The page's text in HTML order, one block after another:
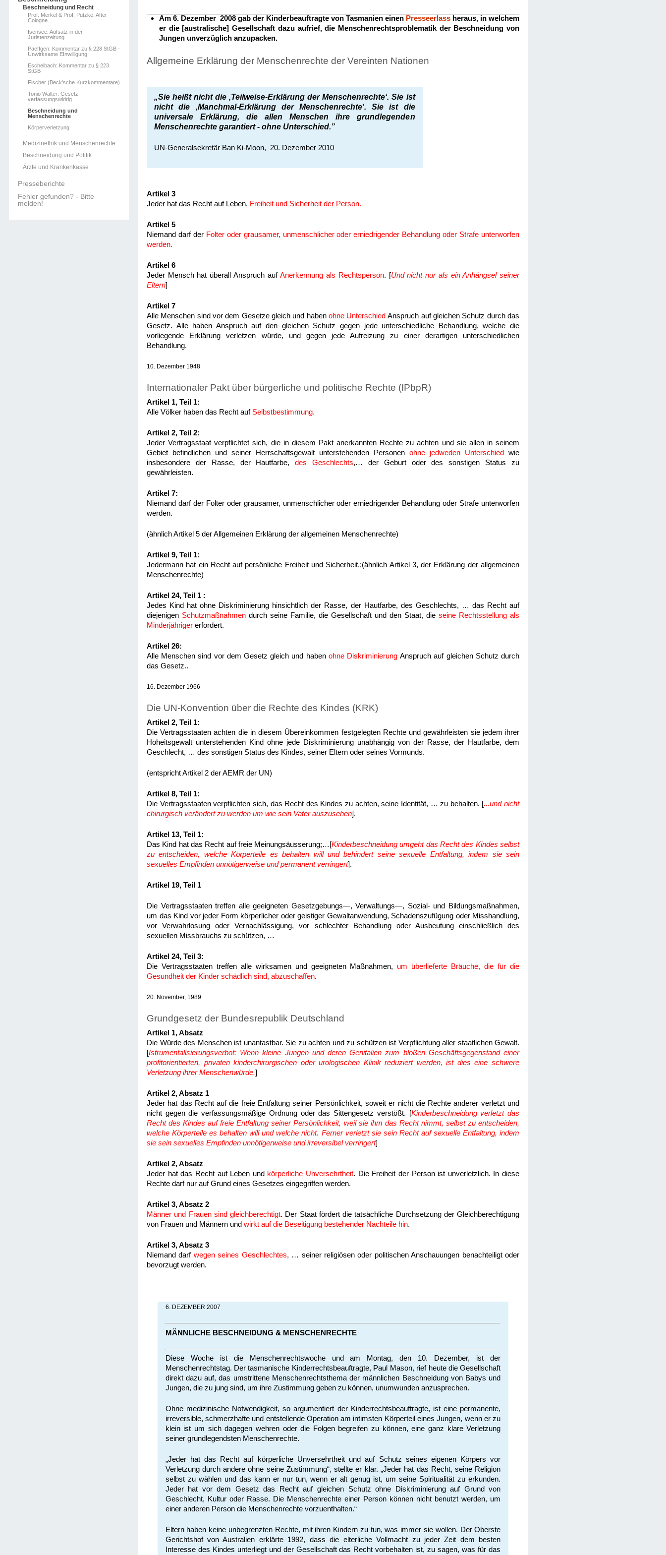
Beschneidung und Recht
Prof. Merkel & Prof. Putzke: After
Cologne...
Isensee: Aufsatz in der
Juristenzeitung
Paeffgen: Kommentar zu § 228 StGB -
Unwirksame EInwilligung
Eschelbach: Kommentar zu § 223
StGB
Fischer (Beck'sche Kurzkommentare)
Tonio Walter: Gesetz
verfassungswidrig
Beschneidung und
Menschenrechte
Körperverletzung
Medizinethik und Menschenrechte
Beschneidung und Politik
Ärzte und Krankenkasse
Presseberichte
Fehler gefunden? - Bitte
melden!
Am 6. Dezember 2008 gab der Kinderbeauftragte von Tasmanien einen Presseerlass heraus, in welchem
er die [australische] Gesellschaft dazu aufrief, die Menschenrechtsproblematik der Beschneidung von
Jungen unverzüglich anzupacken.
Allgemeine Erklärung der Menschenrechte der Vereinten Nationen
„Sie heißt nicht die ‚Teilweise-Erklärung der Menschenrechte‘. Sie ist
nicht die ‚Manchmal-Erklärung der Menschenrechte‘. Sie ist die
universale Erklärung, die allen Menschen ihre grundlegenden
Menschenrechte garantiert - ohne Unterschied.”
UN-Generalsekretär Ban Ki-Moon, 20. Dezember 2010
Artikel 3
Jeder hat das Recht auf Leben, Freiheit und Sicherheit der Person.
Artikel 5
Niemand darf der Folter oder grausamer, unmenschlicher oder erniedrigender Behandlung oder Strafe unterworfen
werden.
Artikel 6
Jeder Mensch hat überall Anspruch aufAnerkennung als Rechtsperson. [Und nicht nur als ein Anhängsel seiner
Eltern]
Artikel 7
Alle Menschen sind vor dem Gesetze gleich und haben ohne Unterschied Anspruch auf gleichen Schutz durch das
Gesetz. Alle haben Anspruch auf den gleichen Schutz gegen jede unterschiedliche Behandlung, welche die
vorliegende Erklärung verletzen würde, und gegen jede Aufreizung zu einer derartigen unterschiedlichen
Behandlung.
10. Dezember 1948
Internationaler Pakt über bürgerliche und politische Rechte (IPbpR)
Artikel 1, Teil 1:
Alle Völker haben das Recht auf Selbstbestimmung.
Artikel 2, Teil 2:
Jeder Vertragsstaat verpflichtet sich, die in diesem Pakt anerkannten Rechte zu achten und sie allen in seinem
Gebiet befindlichen und seiner Herrschaftsgewalt unterstehenden Personen ohne jedweden Unterschied wie
insbesondere der Rasse, der Hautfarbe,des Geschlechts,… der Geburt oder des sonstigen Status zu
gewährleisten.
Artikel 7:
Niemand darf der Folter oder grausamer, unmenschlicher oder erniedrigender Behandlung oder Strafe unterworfen
werden.
(ähnlich Artikel 5 der Allgemeinen Erklärung der allgemeinen Menschenrechte)
Artikel 9, Teil 1:
Jedermann hat ein Recht auf persönliche Freiheit und Sicherheit.;(ähnlich Artikel 3, der Erklärung der allgemeinen
Menschenrechte)
Artikel 24, Teil 1 :
Jedes Kind hat ohne Diskriminierung hinsichtlich der Rasse, der Hautfarbe, des Geschlechts, … das Recht auf
diejenigen Schutzmaßnahmen durch seine Familie, die Gesellschaft und den Staat, die seine Rechtsstellung als
Minderjähriger erfordert.
Artikel 26:
Alle Menschen sind vor dem Gesetz gleich und haben ohne Diskriminierung Anspruch auf gleichen Schutz durch
das Gesetz..
16. Dezember 1966
Die UN-Konvention über die Rechte des Kindes (KRK)
Artikel 2, Teil 1:
Die Vertragsstaaten achten die in diesem Übereinkommen festgelegten Rechte und gewährleisten sie jedem ihrer
Hoheitsgewalt unterstehenden Kind ohne jede Diskriminierung unabhängig von der Rasse, der Hautfarbe, dem
Geschlecht, … des sonstigen Status des Kindes, seiner Eltern oder seines Vormunds.
(entspricht Artikel 2 der AEMR der UN)
Artikel 8, Teil 1:
Die Vertragsstaaten verpflichten sich, das Recht des Kindes zu achten, seine Identität, … zu behalten. [...und nicht
chirurgisch verändert zu werden um wie sein Vater auszusehen].
Artikel 13, Teil 1:
Das Kind hat das Recht auf freie Meinungsäusserung;…[Kinderbeschneidung umgeht das Recht des Kindes selbst
zu entscheiden, welche Körperteile es behalten will und behindert seine sexuelle Entfaltung, indem sie sein
sexuelles Empfinden unnötigerweise und permanent verringert].
Artikel 19, Teil 1
Die Vertragsstaaten treffen alle geeigneten Gesetzgebungs—, Verwaltungs—, Sozial- und Bildungsmaßnahmen,
um das Kind vor jeder Form körperlicher oder geistiger Gewaltanwendung, Schadenszufügung oder Misshandlung,
vor Verwahrlosung oder Vernachlässigung, vor schlechter Behandlung oder Ausbeutung einschließlich des
sexuellen Missbrauchs zu schützen, …
Artikel 24, Teil 3:
Die Vertragsstaaten treffen alle wirksamen und geeigneten Maßnahmen, um überlieferte Bräuche, die für die
Gesundheit der Kinder schädlich sind, abzuschaffen.
20. November, 1989
Grundgesetz der Bundesrepublik Deutschland
Artikel 1, Absatz
Die Würde des Menschen ist unantastbar. Sie zu achten und zu schützen ist Verpflichtung aller staatlichen Gewalt.
[Istrumentalisierungsverbot: Wenn kleine Jungen und deren Genitalien zum bloßen Geschäftsgegenstand einer
profitorientierten, privaten kinderchirurgischen oder urologischen Klinik reduziert werden, ist dies eine schwere
Verletzung ihrer Menschenwürde.]
Artikel 2, Absatz 1
Jeder hat das Recht auf die freie Entfaltung seiner Persönlichkeit, soweit er nicht die Rechte anderer verletzt und
nicht gegen die verfassungsmäßige Ordnung oder das Sittengesetz verstößt. [Kinderbeschneidung verletzt das
Recht des Kindes auf freie Entfaltung seiner Persönlichkeit, weil sie ihm das Recht nimmt, selbst zu entscheiden,
welche Körperteile es behalten will und welche nicht. Ferner verletzt sie sein Recht auf sexuelle Entfaltung, indem
sie sein sexuelles Empfinden unnötigerweise und irreversibel verringert]
Artikel 2, Absatz
Jeder hat das Recht auf Leben und körperliche Unversehrtheit. Die Freiheit der Person ist unverletzlich. In diese
Rechte darf nur auf Grund eines Gesetzes eingegriffen werden.
Artikel 3, Absatz 2
Männer und Frauen sind gleichberechtigt. Der Staat fördert die tatsächliche Durchsetzung der Gleichberechtigung
von Frauen und Männern und wirkt auf die Beseitigung bestehender Nachteile hin.
Artikel 3, Absatz 3
Niemand darf wegen seines Geschlechtes, … seiner religiösen oder politischen Anschauungen benachteiligt oder
bevorzugt werden.
6. DEZEMBER 2007
MÄNNLICHE BESCHNEIDUNG & MENSCHENRECHTE
Diese Woche ist die Menschenrechtswoche und am Montag, den 10. Dezember, ist der
Menschenrechtstag. Der tasmanische Kinderrechtsbeauftragte, Paul Mason, rief heute die Gesellschaft
direkt dazu auf, das umstrittene Menschenrechtsthema der männlichen Beschneidung von Babys und
Jungen, die zu jung sind, um ihre Zustimmung geben zu können, unumwunden anzusprechen.
Ohne medizinische Notwendigkeit, so argumentiert der Kinderrechtsbeauftragte, ist eine permanente,
irreversible, schmerzhafte und entstellende Operation am intimsten Körperteil eines Jungen, wenn er zu
klein ist um sich dagegen wehren oder die Folgen begreifen zu können, eine ganz klare Verletzung
seiner grundlegendsten Menschenrechte.
„Jeder hat das Recht auf körperliche Unversehrtheit und auf Schutz seines eigenen Körpers vor
Verletzung durch andere ohne seine Zustimmung“, stellte er klar. „Jeder hat das Recht, seine Religion
selbst zu wählen und das kann er nur tun, wenn er alt genug ist, um seine Spiritualität zu erkunden.
Jeder hat vor dem Gesetz das Recht auf gleichen Schutz ohne Diskriminierung auf Grund von
Geschlecht, Kultur oder Rasse. Die Menschenrechte einer Person können nicht benutzt werden, um
einer anderen Person die Menschenrechte vorzuenthalten.“
Eltern haben keine unbegrenzten Rechte, mit ihren Kindern zu tun, was immer sie wollen. Der Oberste
Gerichtshof von Australien erklärte 1992, dass die elterliche Vollmacht zu jeder Zeit dem besten
Interesse des Kindes unterliegt und der Gesellschaft das Recht vorbehalten ist, zu sagen, was für das